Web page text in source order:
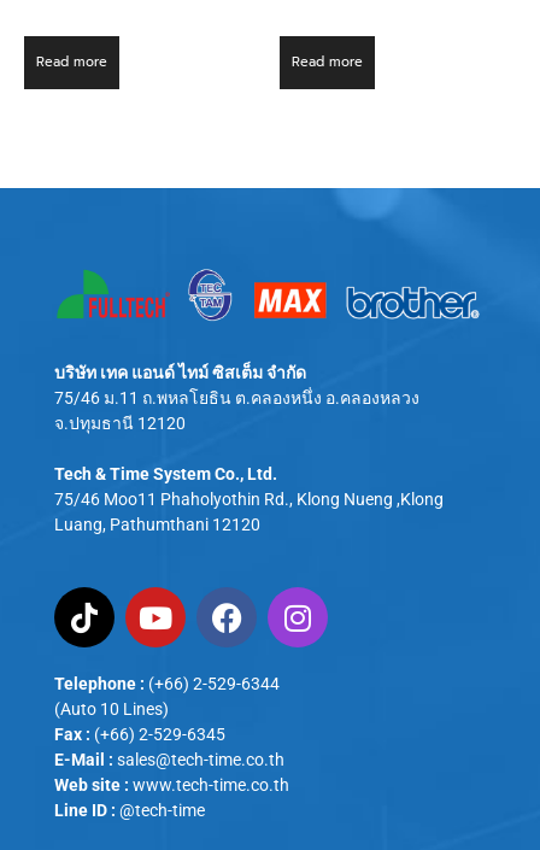
Read more Read more
บริษัท เทค แอนด์ ไทม์ ซิสเต็ม จำกัด
75/46 ม.11 ถ.พหลโยธิน ต.คลองหนึ่ง อ.คลองหลวง
จ.ปทุมธานี 12120
Tech & Time System Co., Ltd.
75/46 Moo11 Phaholyothin Rd., Klong Nueng ,Klong
Luang, Pathumthani 12120
Telephone : (+66) 2-529-6344
(Auto 10 Lines)
Fax : (+66) 2-529-6345
E-Mail : sales@tech-time.co.th
Web site : www.tech-time.co.th
Line ID : @tech-time